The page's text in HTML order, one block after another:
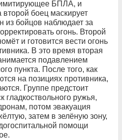
имитирующее БПЛА, и
второй боец маскирует
из бойцов наблюдает за
огонь. Второй
и готовится вести огонь
В это время вторая
подавлением
пункта. После того, как
на позициях противника,
Группе предстоит
гладкоствольного ружья,
потом эвакуация
затем в зелёную зону,
помощи